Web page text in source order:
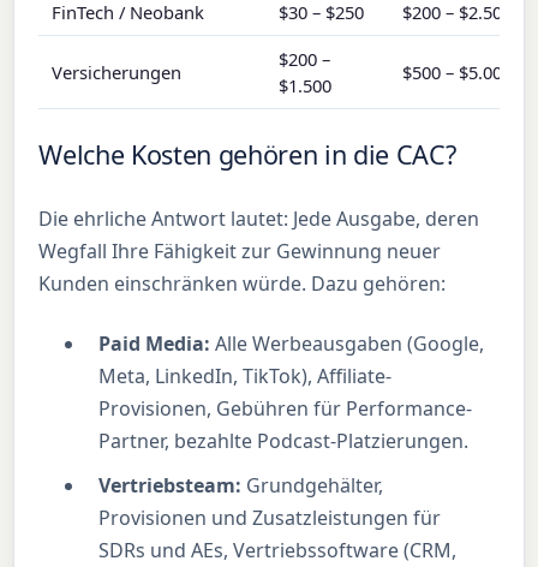
FinTech / Neobank $30 – $250 $200 – $2.500
Versicherungen
$200 –
$1.500
$500 – $5.000
Welche Kosten gehören in die CAC?
Die ehrliche Antwort lautet: Jede Ausgabe, deren
Wegfall Ihre Fähigkeit zur Gewinnung neuer
Kunden einschränken würde. Dazu gehören:
Paid Media: Alle Werbeausgaben (Google,
Meta, LinkedIn, TikTok), Affiliate-
Provisionen, Gebühren für Performance-
Partner, bezahlte Podcast-Platzierungen.
Vertriebsteam: Grundgehälter,
Provisionen und Zusatzleistungen für
SDRs und AEs, Vertriebssoftware (CRM,